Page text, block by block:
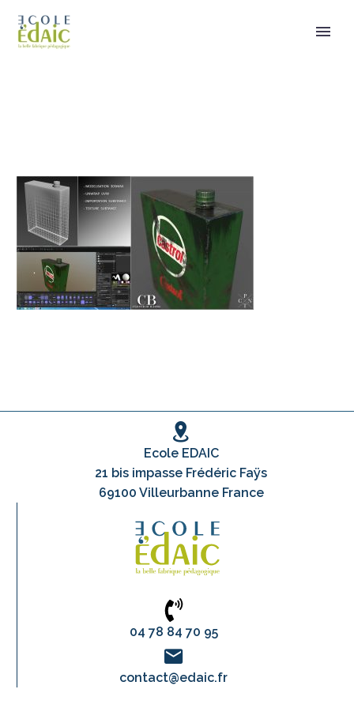
Ecole EDAIC
21 bis impasse Frédéric Faÿs
69100 Villeurbanne France
04 78 84 70 95
contact@edaic.fr